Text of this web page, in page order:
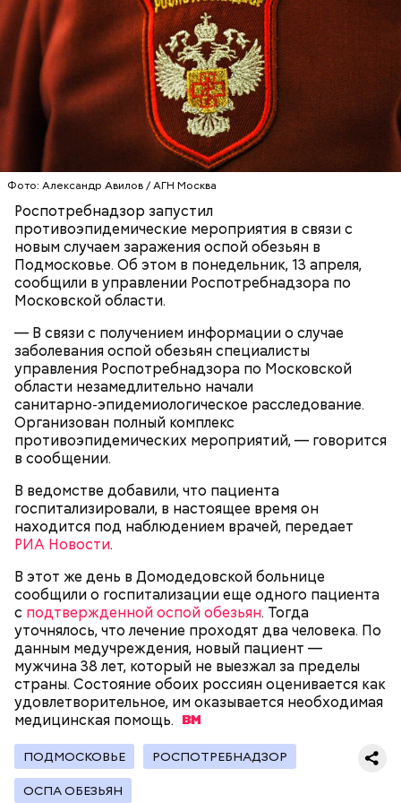
Фото: Александр Авилов / АГН Москва
Роспотребнадзор запустил
противоэпидемические мероприятия в связи с
новым случаем заражения оспой обезьян в
Подмосковье. Об этом в понедельник, 13 апреля,
сообщили в управлении Роспотребнадзора по
Московской области.
— В связи с получением информации о случае
заболевания оспой обезьян специалисты
управления Роспотребнадзора по Московской
области незамедлительно начали
санитарно‑эпидемиологическое расследование.
Организован полный комплекс
противоэпидемических мероприятий, — говорится
в сообщении.
В ведомстве добавили, что пациента
госпитализировали, в настоящее время он
находится под наблюдением врачей, передает
РИА Новости.
В этот же день в Домодедовской больнице
сообщили о госпитализации еще одного пациента
с подтвержденной оспой обезьян. Тогда
уточнялось, что лечение проходят два человека. По
данным медучреждения, новый пациент —
мужчина 38 лет, который не выезжал за пределы
страны. Состояние обоих россиян оценивается как
удовлетворительное, им оказывается необходимая
медицинская помощь.
ПОДМОСКОВЬЕ РОСПОТРЕБНАДЗОР
ОСПА ОБЕЗЬЯН
— Гасанов, являясь индивидуальным
предпринимателем, осуществлял
предпринимательскую деятельность в области
сетях. С целью сокрытия своих доходов часть
денежных средств от спонсоров розыгрышей,
покупателей различных мотивационных курсов и
Родственники обналичивали деньги и возвращали
их Гасанову. А чтобы пользоваться деньгами и не
вызвать подозрений у налоговой, Гасанов либо
распределял их между еще несколькими счетами,
либо
покупал на них квартиры
Блогеру грозило до семи лет лишения свободы.
Следующим подопытным стал друг детства
Миссюры Константин. 3 февраля того же года,
когда молодые люди ехали вместе в машине,
подозреваемый угостил приятеля морсом с
этиленгликолем. Через два дня Константин умер в
больнице.
— Мы съездили за витаминами, вернулись обратно,
поднялись домой. У него ухудшилось самочувствие
через сутки... Его увезли в больницу,
реанимировали, и там он скончался, — рассказывал
Миссюра на допросе.
Play
Video
Видео: пресс-служба ГСУ СК по Московской области
удалось. Когда же подозреваемого задержали, он
заявил, что ничего не подсыпал в морс и утверждал,
что яд могли добавить в бутылкунекие
недоброжелатели.